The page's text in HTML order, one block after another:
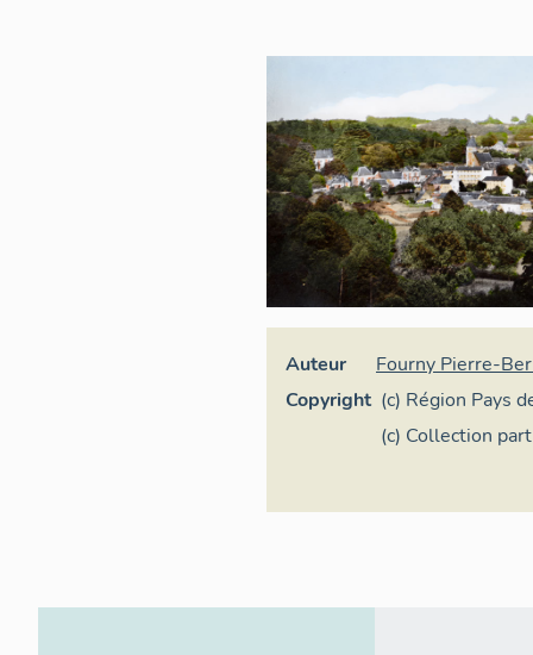
Auteur
Fourny Pierre-
Copyright (c) Région Pays
Inventaire
(c) Collection